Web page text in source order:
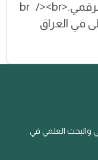
والانخراط في ميادين الابتكار الرقمي.<br /><br
في العراق
والبحث العلمي في